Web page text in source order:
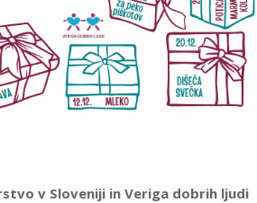
v Sloveniji in Veriga dobrih ljudi